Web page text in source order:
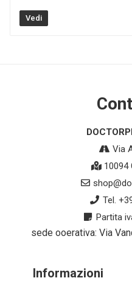
Vedi
Via
10094
Tel.
Partita
sede ooerativa: Via
Informazioni